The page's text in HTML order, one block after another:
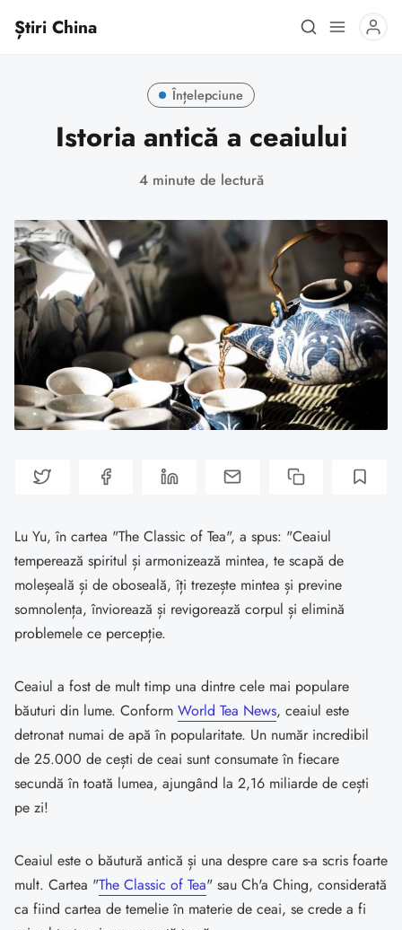
Știri China
Înțelepciune
Istoria antică a ceaiului
4 minute de lectură
Lu Yu, în cartea "The Classic of Tea", a spus: "Ceaiul
temperează spiritul și armonizează mintea, te scapă de
moleșeală și de oboseală, îți trezește mintea și previne
somnolența, înviorează și revigorează corpul și elimină
problemele ce percepție.
Ceaiul a fost de mult timp una dintre cele mai populare
băuturi din lume. Conform World Tea News, ceaiul este
detronat numai de apă în popularitate. Un număr incredibil
de 25.000 de cești de ceai sunt consumate în fiecare
secundă în toată lumea, ajungând la 2,16 miliarde de cești
pe zi!
Ceaiul este o băutură antică și una despre care s-a scris foarte
mult. Cartea "The Classic of Tea" sau Ch'a Ching, considerată
ca fiind cartea de temelie în materie de ceai, se crede a fi